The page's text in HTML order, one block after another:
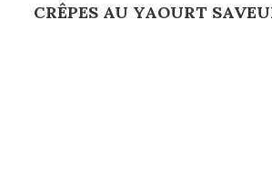
CRÊPES AU YAOURT